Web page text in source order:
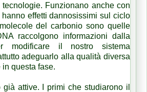
tecnologie. Funzionano anche con
effetti dannosissimi sul ciclo
del carbonio sono quelle
raccolgono informazioni dalla
modificare il nostro sistema
adeguarlo alla qualità diversa
questa fase.
già attive. I primi che studiarono il